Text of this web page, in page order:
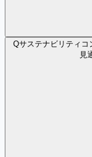
Qサステナビリティ
見